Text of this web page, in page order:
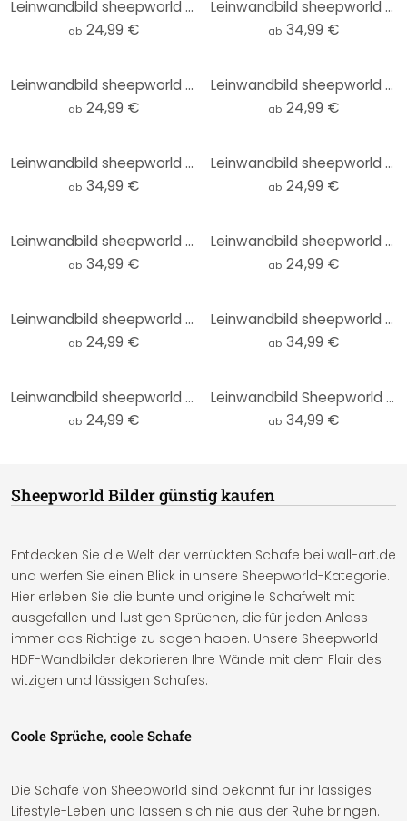
Leinwandbild sheepworld Worthelden Mädchen
ab 24,99 €
Leinwandbild sheepworld Glücksschaf
ab 34,99 €
Leinwandbild sheepworld Worthelden Prinz
ab 24,99 €
Leinwandbild sheepworld Worthelden Welt retten
ab 24,99 €
Leinwandbild sheepworld Home Sheep Home Music
ab 34,99 €
Leinwandbild sheepworld Worthelden Erst mal gar nichts
ab 24,99 €
Leinwandbild sheepworld Ganz viel nix
ab 34,99 €
Leinwandbild sheepworld Worthelden Außer Betrieb
ab 24,99 €
Leinwandbild sheepworld Worthelden Lächle
ab 24,99 €
Leinwandbild sheepworld Home Sheep Home Tea Time
ab 34,99 €
Leinwandbild sheepworld Ganz viel Glück
ab 24,99 €
Leinwandbild Sheepworld - Zuhause bleiben pupsegal
ab 34,99 €
Sheepworld Bilder günstig kaufen
Entdecken Sie die Welt der verrückten Schafe bei wall-art.de
und werfen Sie einen Blick in unsere Sheepworld-Kategorie.
Hier erleben Sie die bunte und originelle Schafwelt mit
ausgefallen und lustigen Sprüchen, die für jeden Anlass
immer das Richtige zu sagen haben. Unsere Sheepworld
HDF-Wandbilder dekorieren Ihre Wände mit dem Flair des
witzigen und lässigen Schafes.
Coole Sprüche, coole Schafe
Die Schafe von Sheepworld sind bekannt für ihr lässiges
Lifestyle-Leben und lassen sich nie aus der Ruhe bringen.